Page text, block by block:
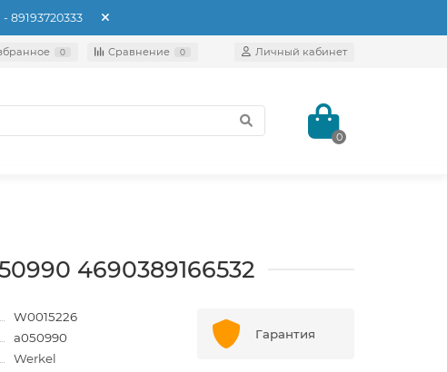
89193720333
0 Сравнение 0 Личный кабинет
0
4690389166532
W0015226
a050990
Werkel
Гарантия